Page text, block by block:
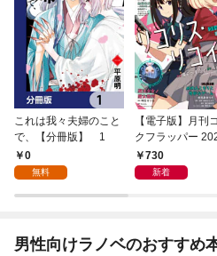
これは我々夫婦のこと
で、【分冊版】 1
0
無料
【電子版】月刊
クフラッパー
月号730
新着
男性向けラノベのおすすめ